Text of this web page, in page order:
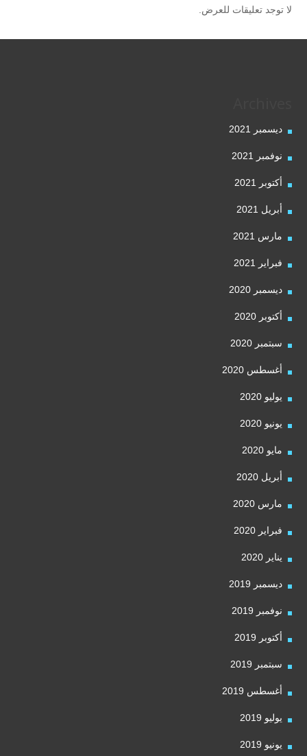
لا توجد تعليقات للعرض.
ديسمبر 2021
نوفمبر 2021
أكتوبر 2021
أبريل 2021
مارس 2021
فبراير 2021
ديسمبر 2020
أكتوبر 2020
سبتمبر 2020
أغسطس 2020
يوليو 2020
يونيو 2020
مايو 2020
أبريل 2020
مارس 2020
فبراير 2020
يناير 2020
ديسمبر 2019
نوفمبر 2019
أكتوبر 2019
سبتمبر 2019
أغسطس 2019
يوليو 2019
يونيو 2019